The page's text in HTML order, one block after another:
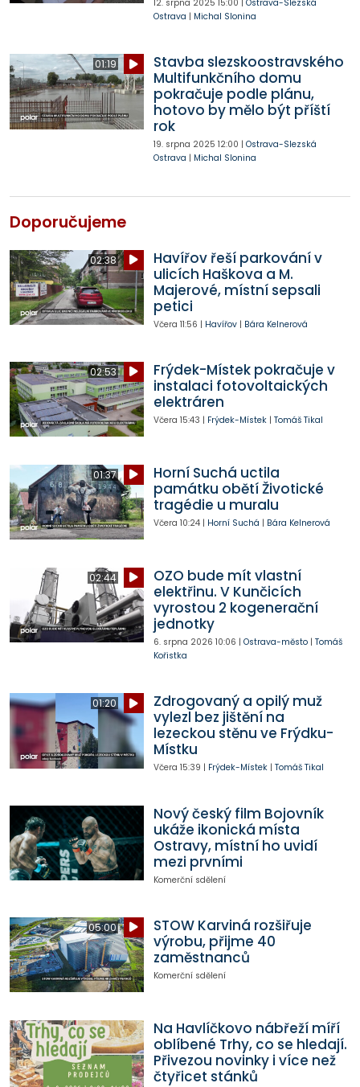
12. srpna 2025 15:00 | Ostrava-Slezská
Ostrava | Michal Slonina
01:19
Stavba slezskoostravského
Multifunkčního domu
pokračuje podle plánu,
hotovo by mělo být příští
rok
19. srpna 2025 12:00 | Ostrava-Slezská
Ostrava | Michal Slonina
Doporučujeme
02:38
Havířov řeší parkování v
ulicích Haškova a M.
Majerové, místní sepsali
petici
Včera 11:56 | Havířov| Bára Kelnerová
02:53
Frýdek-Místek pokračuje v
instalaci fotovoltaických
elektráren
Včera 15:43 | Frýdek-Místek| Tomáš Tikal
01:37
Horní Suchá uctila
památku obětí Životické
tragédie u muralu
Včera 10:24| Horní Suchá | Bára Kelnerová
02:44
OZO bude mít vlastní
elektřinu. V Kunčicích
vyrostou 2 kogenerační
jednotky
6. srpna 2026 10:06 | Ostrava-město| Tomáš
Kořistka
01:20
Zdrogovaný a opilý muž
vylezl bez jištění na
lezeckou stěnu ve Frýdku-
Místku
Včera 15:39 | Frýdek-Místek| Tomáš Tikal
Nový český film Bojovník
ukáže ikonická místa
Ostravy, místní ho uvidí
mezi prvními
Komerční sdělení
05:00
STOW Karviná rozšiřuje
výrobu, přijme 40
zaměstnanců
Komerční sdělení
Na Havlíčkovo nábřeží míří
oblíbené Trhy, co se hledají.
Přivezou novinky i více než
čtyřicet stánků